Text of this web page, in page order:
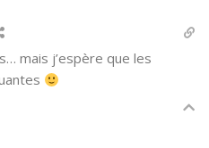
mais j’espère que les